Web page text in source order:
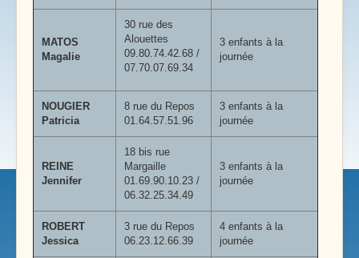
MATOS
Magalie
30 rue des
Alouettes
09.80.74.42.68 /
07.70.07.69.34
3 enfants à la
journée
NOUGIER
Patricia
8 rue du Repos
01.64.57.51.96
3 enfants à la
journée
REINE
Jennifer
18 bis rue
Margaille
01.69.90.10.23 /
06.32.25.34.49
3 enfants à la
journée
ROBERT
Jessica
3 rue du Repos
06.23.12.66.39
4 enfants à la
journée